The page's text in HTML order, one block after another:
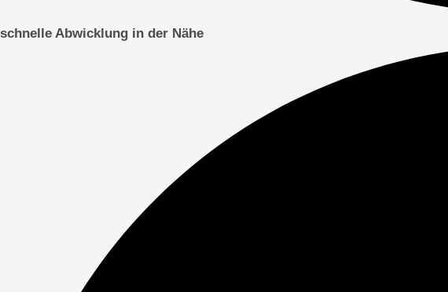
schnelle Abwicklung in der Nähe